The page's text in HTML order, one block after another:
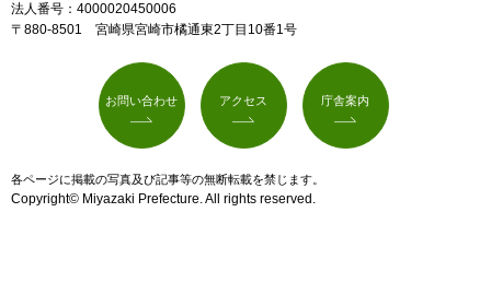
法人番号：4000020450006
〒880-8501 宮崎県宮崎市橘通東2丁目10番1号
お問い合わせ アクセス 庁舎案内
各ページに掲載の写真及び記事等の無断転載を禁じます。
Copyright© Miyazaki Prefecture. All rights reserved.